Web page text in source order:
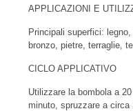
APPLICAZIONI E
Principali superfici:
bronzo, pietre, terraglie,
CICLO APPLICATIVO
Utilizzare la bombola a
minuto, spruzzare a